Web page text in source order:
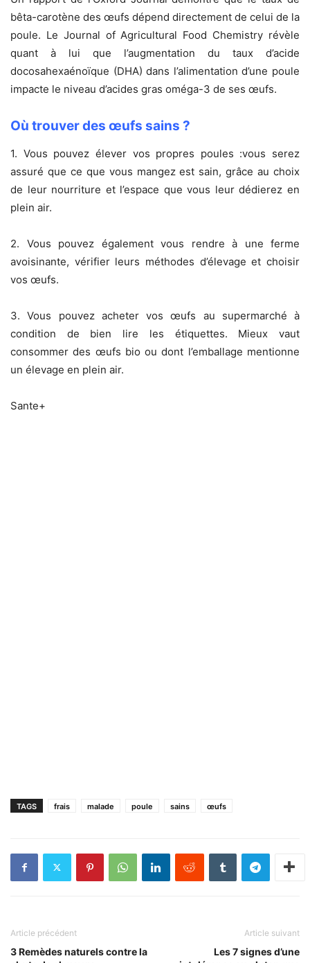
bêta-carotène des œufs dépend directement de celui de la
poule. Le Journal of Agricultural Food Chemistry révèle
quant à lui que l’augmentation du taux d’acide
docosahexaénoïque (DHA) dans l’alimentation d’une poule
impacte le niveau d’acides gras oméga-3 de ses œufs.
Où trouver des œufs sains ?
1. Vous pouvez élever vos propres poules :vous serez
assuré que ce que vous mangez est sain, grâce au choix
de leur nourriture et l’espace que vous leur dédierez en
plein air.
2. Vous pouvez également vous rendre à une ferme
avoisinante, vérifier leurs méthodes d’élevage et choisir
vos œufs.
3. Vous pouvez acheter vos œufs au supermarché à
condition de bien lire les étiquettes. Mieux vaut
consommer des œufs bio ou dont l’emballage mentionne
un élevage en plein air.
Sante+
TAGS frais malade poule sains œufs
Article précédent
3 Remèdes naturels contre la
Article suivant
Les 7 signes d’une